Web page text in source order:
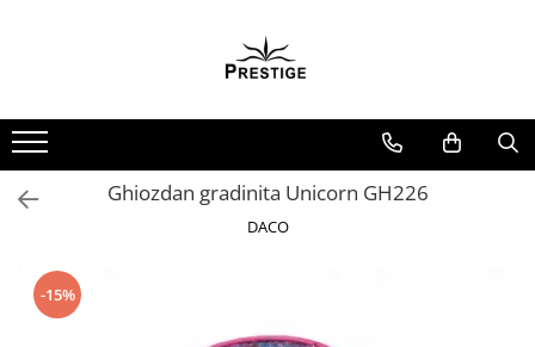
Noutati
Promotii
Pachete Speciale Carti
Arte Divinatorii
Astrologie
Ghiozdan gradinita Unicorn GH226
DACO
-15%